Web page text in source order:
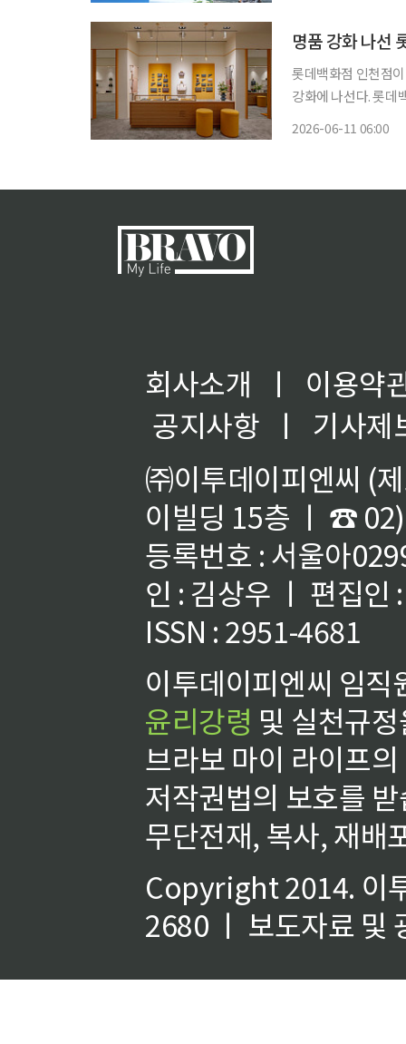
명품 강화 나선
롯데백화점 인천점
강화에 나선다. 롯데백화점은 11일 인천점 1층에 포레르빠쥬 매장을 오픈한다고 밝혔다. 이
2026-06-11 06:00
회사소개 ㅣ
이용약
공지사항
ㅣ
기사제
㈜이투데이피엔씨 (
이빌딩 15층 ㅣ ☎
등록번호 : 서울아
인 : 김상우 ㅣ 편집인
ISSN : 2951-4681
이투데이피엔씨 임
윤리강령 및 실천규
브라보 마이 라이프
저작권법의 보호를
무단전재, 복사, 재배
Copyright 2014. 이
2680 ㅣ 보도자료